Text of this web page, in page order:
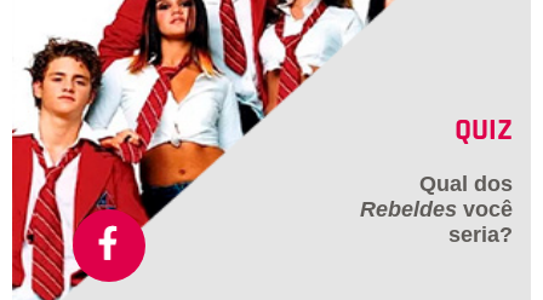
QUIZ
Qual dos
Rebeldes você
seria?